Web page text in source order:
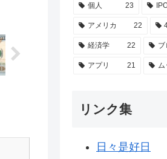
個人 23
アメリカ 22
経済学 22 ブ
アプリ 21 ム
リンク集
日々是好日